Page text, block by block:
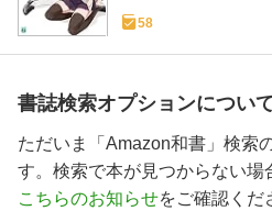
58
書誌検索オプションについ
ただいま「Amazon和書」検索
す。検索で本が見つからない場
こちらのお知らせをご確認くだ